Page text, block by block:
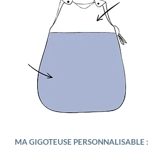
MA GIGOTEUSE PERSONNALISABLE :